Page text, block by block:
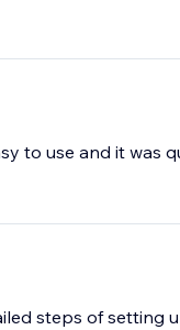
to use and it was
steps of setting